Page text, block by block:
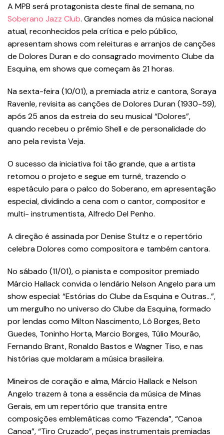
A MPB será protagonista deste final de semana, no
Soberano Jazz Club. Grandes nomes da música nacional
atual, reconhecidos pela crítica e pelo público,
apresentam shows com releituras e arranjos de canções
de Dolores Duran e do consagrado movimento Clube da
Esquina, em shows que começam às 21 horas.
Na sexta-feira (10/01), a premiada atriz e cantora, Soraya
Ravenle, revisita as canções de Dolores Duran (1930-59),
após 25 anos da estreia do seu musical “Dolores”,
quando recebeu o prêmio Shell e de personalidade do
ano pela revista Veja.
O sucesso da iniciativa foi tão grande, que a artista
retomou o projeto e segue em turnê, trazendo o
espetáculo para o palco do Soberano, em apresentação
especial, dividindo a cena com o cantor, compositor e
multi- instrumentista, Alfredo Del Penho.
A direção é assinada por Denise Stultz e o repertório
celebra Dolores como compositora e também cantora.
No sábado (11/01), o pianista e compositor premiado
Márcio Hallack convida o lendário Nelson Angelo para um
show especial: “Estórias do Clube da Esquina e Outras…”,
um mergulho no universo do Clube da Esquina, formado
por lendas como Milton Nascimento, Lô Borges, Beto
Guedes, Toninho Horta, Marcio Borges, Túlio Mourão,
Fernando Brant, Ronaldo Bastos e Wagner Tiso, e nas
histórias que moldaram a música brasileira.
Mineiros de coração e alma, Márcio Hallack e Nelson
Angelo trazem à tona a essência da música de Minas
Gerais, em um repertório que transita entre
composições emblemáticas como “Fazenda”, “Canoa
Canoa”, “Tiro Cruzado”, peças instrumentais premiadas